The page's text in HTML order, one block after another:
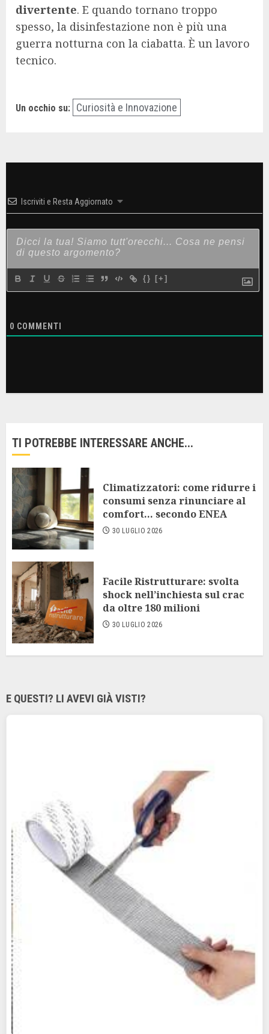
divertente. E quando tornano troppo
spesso, la disinfestazione non è più una
guerra notturna con la ciabatta. È un lavoro
tecnico.
Un occhio su: Curiosità e Innovazione
Iscriviti e Resta Aggiornato
{} [+]
0 COMMENTI
TI POTREBBE INTERESSARE ANCHE...
Climatizzatori: come ridurre i
consumi senza rinunciare al
comfort… secondo ENEA
30 LUGLIO 2026
Facile Ristrutturare: svolta
shock nell’inchiesta sul crac
da oltre 180 milioni
30 LUGLIO 2026
E QUESTI? LI AVEVI GIÀ VISTI?